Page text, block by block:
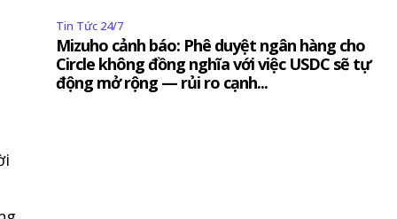
Tin Tức 24/7
Mizuho cảnh báo: Phê duyệt ngân hàng cho
Circle không đồng nghĩa với việc USDC sẽ tự
động mở rộng — rủi ro cạnh...